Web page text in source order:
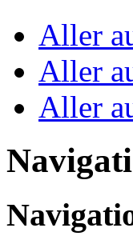
Aller
Aller
Aller